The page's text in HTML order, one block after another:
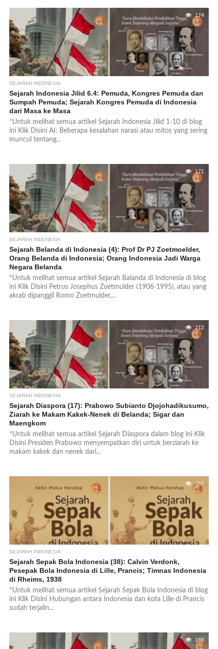
174
SEJARAH INDONESIA
Sejarah Indonesia Jilid 6.4: Pemuda, Kongres Pemuda dan
Sumpah Pemuda; Sejarah Kongres Pemuda di Indonesia
dari Masa ke Masa
*Untuk melihat semua artikel Sejarah Indonesia Jilid 1-10 di blog
ini Klik Disini AI: Beberapa kesalahan narasi atau mitos yang sering
muncul tentang...
171
SEJARAH INDONESIA
Sejarah Belanda di Indonesia (4): Prof Dr PJ Zoetmoelder,
Orang Belanda di Indonesia; Orang Indonesia Jadi Warga
Negara Belanda
*Untuk melihat semua artikel Sejarah Balanda di Indonesia di blog
ini Klik Disini Petrus Josephus Zoetmulder (1906-1995), atau yang
akrab dipanggil Romo Zoetmulder,...
212
SEJARAH INDONESIA
Sejarah Diaspora (17): Prabowo Subianto Djojohadikusumo,
Ziarah ke Makam Kakek-Nenek di Belanda; Sigar dan
Maengkom
*Untuk melihat semua artikel Sejarah Diaspora dalam blog ini Klik
Disini Presiden Prabowo menyempatkan diri untuk berziarah ke
makam kakek dan nenek dari...
167
SEJARAH INDONESIA
Sejarah Sepak Bola Indonesia (38): Calvin Verdonk,
Pesepak Bola Indonesia di Lille, Prancis; Timnas Indonesia
di Rheims, 1938
*Untuk melihat semua artikel Sejarah Sepak Bola Indonesia di blog
ini Klik Disini Hubungan antara Indonesia dan kota Lille di Prancis
sudah terjalin...
169